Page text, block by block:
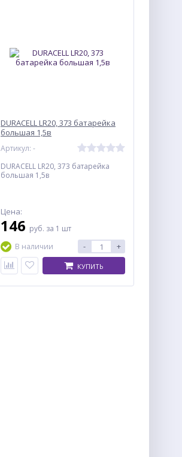
DURACELL LR20, 373 батарейка
большая 1,5в
Артикул: -
DURACELL LR20, 373 батарейка
большая 1,5в
Цена:
146 руб. за 1 шт
В наличии
- +
КУПИТЬ